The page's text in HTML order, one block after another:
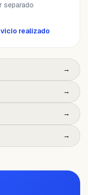
separado
realizado
→
→
→
→